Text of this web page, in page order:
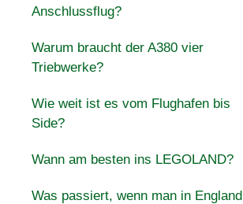
Anschlussflug?
Warum braucht der A380 vier
Triebwerke?
Wie weit ist es vom Flughafen bis
Side?
Wann am besten ins LEGOLAND?
Was passiert, wenn man in England